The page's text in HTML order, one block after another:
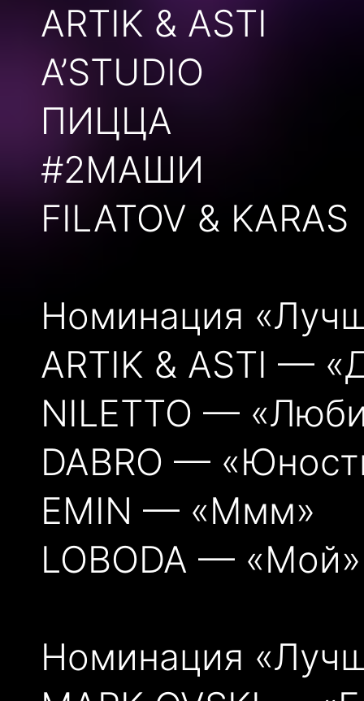
ARTIK & ASTI
А’STUDIO
ПИЦЦА
#2МАШИ
FILATOV & KARAS
Номинация
ARTIK & ASTI —
NILETTO —
DABRO —
EMIN — «Ммм»
LOBODA — «Мой»
Номинация